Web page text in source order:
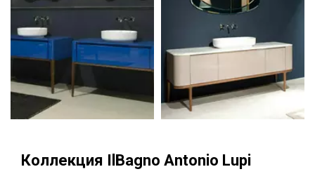
Коллекция IlBagno Antonio Lupi